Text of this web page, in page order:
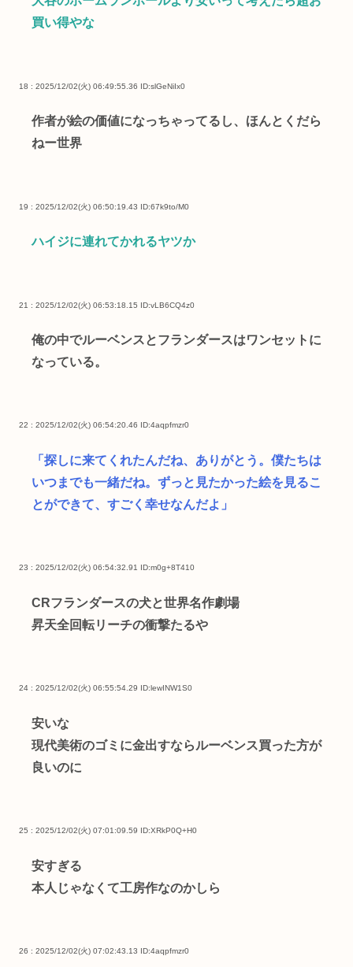
買い得やな
18 : 2025/12/02(火) 06:49:55.36 ID:slGeNiIx0
作者が絵の価値になっちゃってるし、ほんとくだら
ねー世界
19 : 2025/12/02(火) 06:50:19.43 ID:67k9to/M0
ハイジに連れてかれるヤツか
21 : 2025/12/02(火) 06:53:18.15 ID:vLB6CQ4z0
俺の中でルーベンスとフランダースはワンセットに
なっている。
22 : 2025/12/02(火) 06:54:20.46 ID:4aqpfmzr0
「探しに来てくれたんだね、ありがとう。僕たちは
いつまでも一緒だね。ずっと見たかった絵を見るこ
とができて、すごく幸せなんだよ」
23 : 2025/12/02(火) 06:54:32.91 ID:m0g+8T410
CRフランダースの犬と世界名作劇場
昇天全回転リーチの衝撃たるや
24 : 2025/12/02(火) 06:55:54.29 ID:lewINW1S0
安いな
現代美術のゴミに金出すならルーベンス買った方が
良いのに
25 : 2025/12/02(火) 07:01:09.59 ID:XRkP0Q+H0
安すぎる
本人じゃなくて工房作なのかしら
26 : 2025/12/02(火) 07:02:43.13 ID:4aqpfmzr0